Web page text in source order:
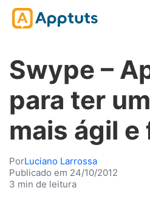
Swype –
para ter
mais ágil e
PorLuciano Larrossa
Publicado em 24/10/2012
3 min de leitura